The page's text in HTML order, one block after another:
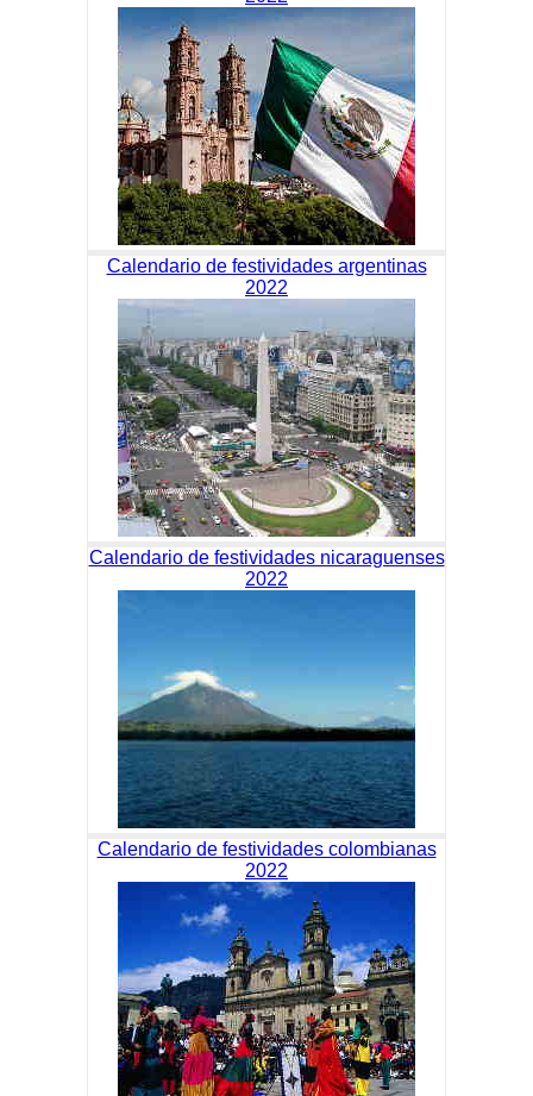
Calendario de festividades argentinas
2022
Calendario de festividades nicaraguenses
2022
Calendario de festividades colombianas
2022